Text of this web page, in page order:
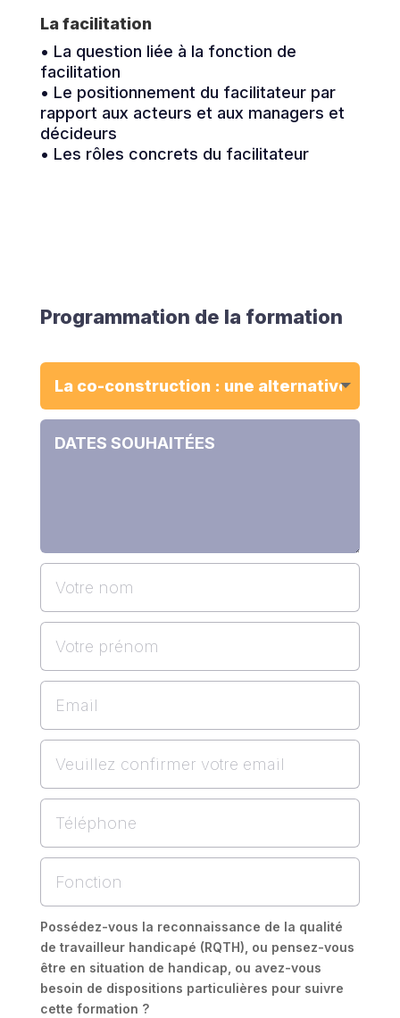
La facilitation
• La question liée à la fonction de
facilitation
• Le positionnement du facilitateur par
rapport aux acteurs et aux managers et
décideurs
• Les rôles concrets du facilitateur
Programmation de la formation
Possédez-vous la reconnaissance de la qualité
de travailleur handicapé (RQTH), ou pensez-vous
être en situation de handicap, ou avez-vous
besoin de dispositions particulières pour suivre
cette formation ?